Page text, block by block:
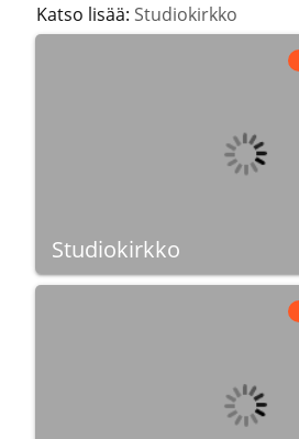
Katso lisää: Studiokirkko
Studiokirkko